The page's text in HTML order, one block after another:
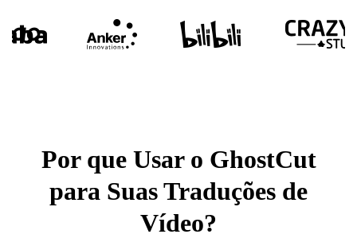
Por que Usar o GhostCut
para Suas Traduções de
Vídeo?